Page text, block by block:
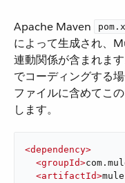
Apache Maven ​
によって生成され、
連動関係が含まれま
でコーディングする
ファイルに含めてこ
します。
<dependency>
<groupId>
<artifactId>